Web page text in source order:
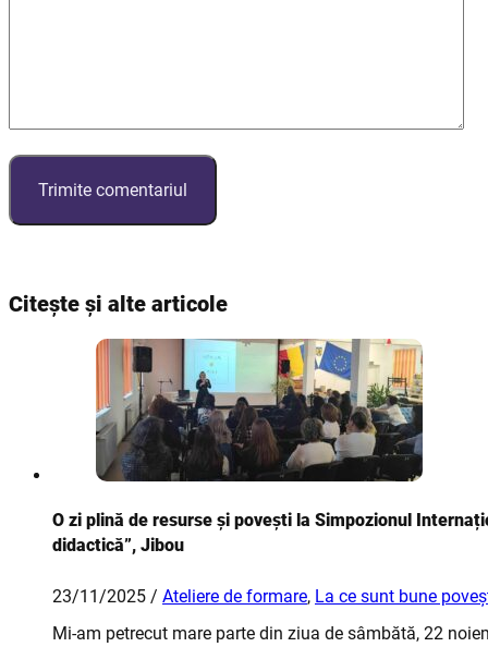
Citește și alte articole
O zi plină de resurse și povești la Simpozionul
didactică”, Jibou
23/11/2025 / Ateliere de formare, La ce sunt bune
Mi-am petrecut mare parte din ziua de sâmbătă, 22